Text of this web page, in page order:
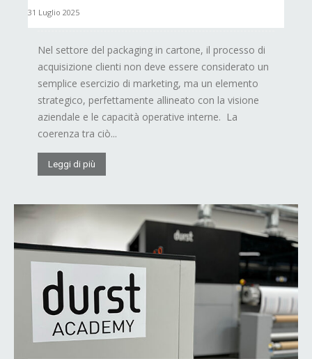
31 Luglio 2025
Nel settore del packaging in cartone, il processo di
acquisizione clienti non deve essere considerato un
semplice esercizio di marketing, ma un elemento
strategico, perfettamente allineato con la visione
aziendale e le capacità operative interne. La
coerenza tra ciò...
Leggi di più